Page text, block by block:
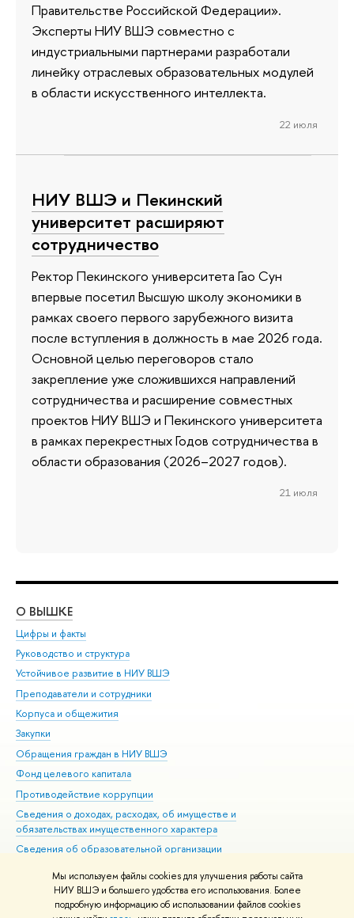
Мы используем файлы cookies для улучшения работы сайта
НИУ ВШЭ и большего удобства его использования. Более
подробную информацию об использовании файлов cookies
Правительстве Российской Федерации».
Эксперты НИУ ВШЭ совместно с
индустриальными партнерами разработали
линейку отраслевых образовательных модулей
в области искусственного интеллекта.
22 июля
НИУ ВШЭ и Пекинский
университет расширяют
сотрудничество
Ректор Пекинского университета Гао Сун
впервые посетил Высшую школу экономики в
рамках своего первого зарубежного визита
после вступления в должность в мае 2026 года.
Основной целью переговоров стало
закрепление уже сложившихся направлений
сотрудничества и расширение совместных
проектов НИУ ВШЭ и Пекинского университета
в рамках перекрестных Годов сотрудничества в
области образования (2026–2027 годов).
21 июля
О ВЫШКЕ
Цифры и факты
Руководство и структура
Устойчивое развитие в НИУ ВШЭ
Преподаватели и сотрудники
Корпуса и общежития
Закупки
Обращения граждан в НИУ ВШЭ
Фонд целевого капитала
Противодействие коррупции
Сведения о доходах, расходах, об имуществе и
обязательствах имущественного характера
Сведения об образовательной организации
Людям с ограниченными возможностями здоровья
Единая платежная страница
Работа в Вышке